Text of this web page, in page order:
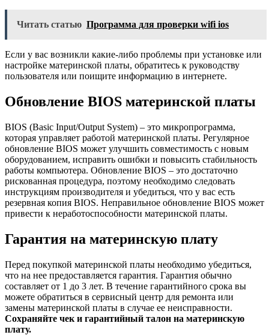
Читать статью Программа для проверки wifi ios
Если у вас возникли какие-либо проблемы при установке или
настройке материнской платы, обратитесь к руководству
пользователя или поищите информацию в интернете.
Обновление BIOS материнской платы
BIOS (Basic Input/Output System) – это микропрограмма,
которая управляет работой материнской платы. Регулярное
обновление BIOS может улучшить совместимость с новым
оборудованием, исправить ошибки и повысить стабильность
работы компьютера. Обновление BIOS – это достаточно
рискованная процедура, поэтому необходимо следовать
инструкциям производителя и убедиться, что у вас есть
резервная копия BIOS. Неправильное обновление BIOS может
привести к неработоспособности материнской платы.
Гарантия на материнскую плату
Перед покупкой материнской платы необходимо убедиться,
что на нее предоставляется гарантия. Гарантия обычно
составляет от 1 до 3 лет. В течение гарантийного срока вы
можете обратиться в сервисный центр для ремонта или
замены материнской платы в случае ее неисправности.
Сохраняйте чек и гарантийный талон на материнскую
плату.